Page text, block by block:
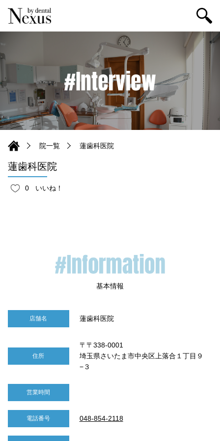
院一覧 蓮歯科医院
蓮歯科医院
0 いいね！
店舗名 蓮歯科医院
住所
〒〒338-0001
埼玉県さいたま市中央区上落合１丁目９
−３
営業時間
電話番号 048-854-2118